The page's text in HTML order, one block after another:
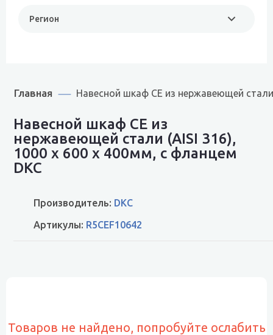
Регион
Главная Навесной шкаф CE из нержавеющей
Навесной шкаф CE из
нержавеющей стали (AISI 316),
1000 x 600 x 400мм, с фланцем
DKC
Производитель: DKC
Артикулы: R5CEF10642
Товаров не найдено, попробуйте ослабить